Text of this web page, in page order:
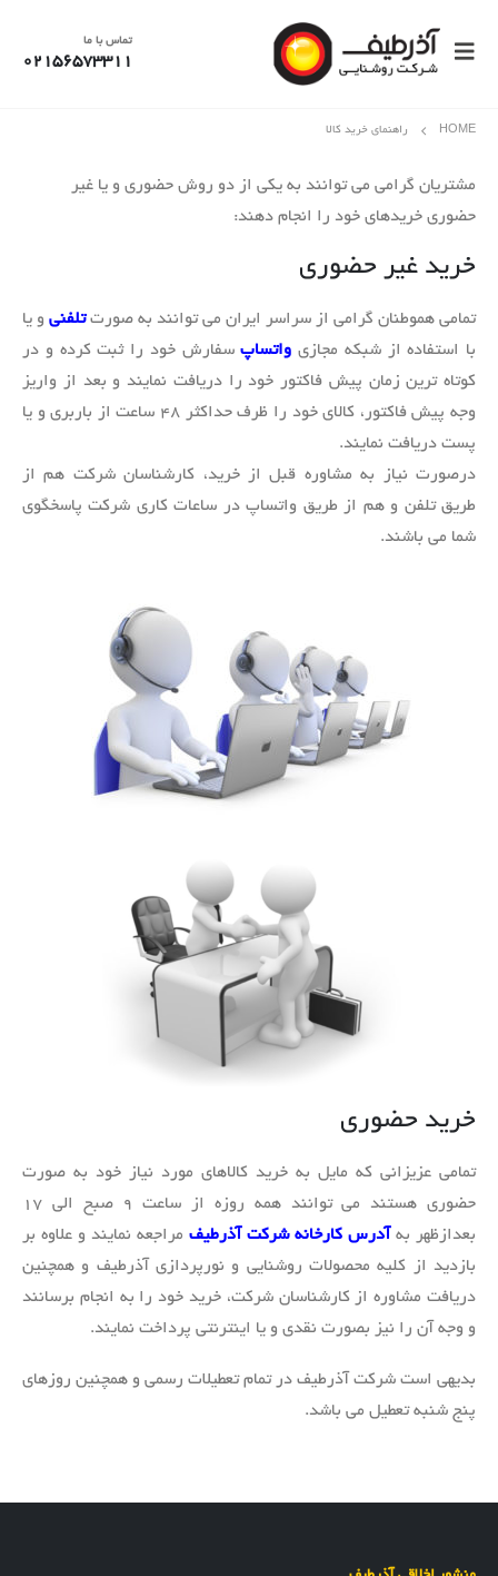
تماس با ما
02156573311
HOME راهنمای خرید کالا
مشتریان گرامی می توانند به یکی از دو روش حضوری و یا غیر
حضوری خریدهای خود را انجام دهند:
خرید غیر حضوری
تمامی هموطنان گرامی از سراسر ایران می توانند به صورتتلفنی و یا
با استفاده از شبکه مجازی واتساپسفارش خود را ثبت کرده و در
کوتاه ترین زمان پیش فاکتور خود را دریافت نمایند و بعد از واریز
وجه پیش فاکتور، کالای خود را ظرف حداکثر ۴۸ ساعت از باربری و یا
پست دریافت نمایند.
درصورت نیاز به مشاوره قبل از خرید، کارشناسان شرکت هم از
طریق تلفن و هم از طریق واتساپ در ساعات کاری شرکت پاسخگوی
شما می باشند.
خرید حضوری
تمامی عزیزانی که مایل به خرید کالاهای مورد نیاز خود به صورت
حضوری هستند می توانند همه روزه از ساعت ۹ صبح الی ۱۷
بعدازظهر به آدرس کارخانه شرکت آذرطیف مراجعه نمایند و علاوه بر
بازدید از کلیه محصولات روشنایی و نورپردازی آذرطیف و همچنین
دریافت مشاوره از کارشناسان شرکت، خرید خود را به انجام برسانند
و وجه آن را نیز بصورت نقدی و یا اینترنتی پرداخت نمایند.
بدیهی است شرکت آذرطیف در تمام تعطیلات رسمی و همچنین روزهای
پنج شنبه تعطیل می باشد.